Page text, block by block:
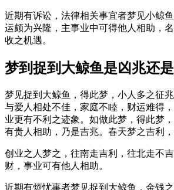
近期有诉讼，法律相关事宜者梦见小鲸
运颇为兴隆，主事业中可得他人相助，
收之机遇。
梦到捉到大鲸鱼是凶兆还
梦见捉到大鲸鱼，得此梦，小人多之征
与爱人相处不佳，家庭不睦，财运难得
业更有不利之迹象。如做此梦，得此梦
有贵人相助，乃是吉兆。春天梦之吉利，
创业之人梦之，往南走吉利，往北走不
财，事业可有他人相助。
近期有烦忧事者梦见捉到大鲸鱼，金钱